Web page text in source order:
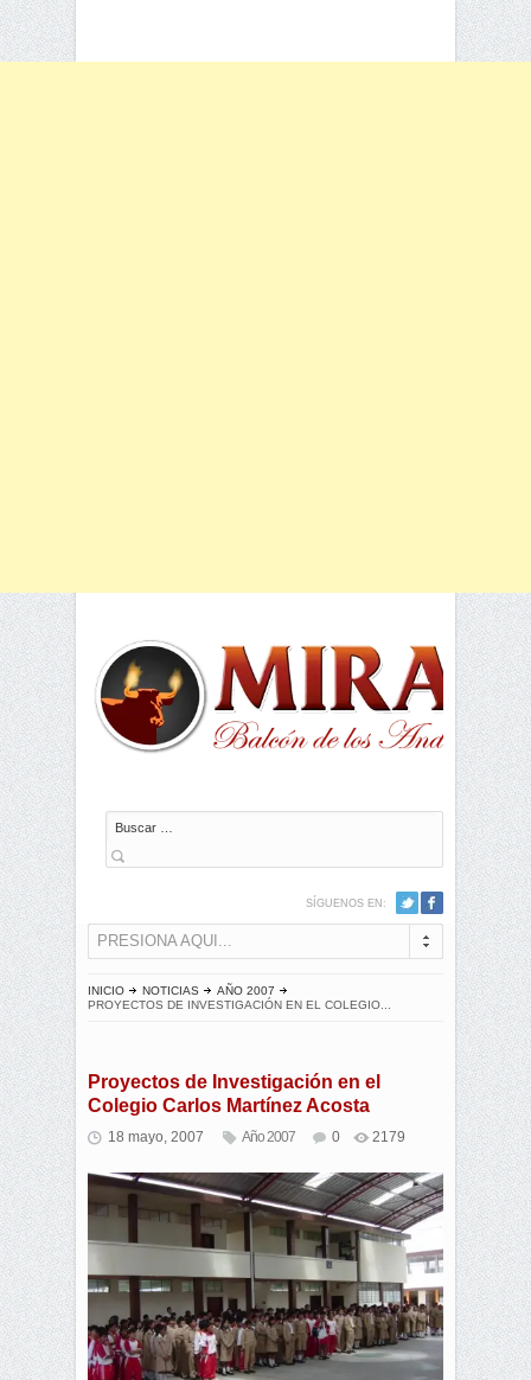
Buscar
SÍGUENOS EN:
PRESIONA AQUI...
INICIO NOTICIAS
AÑO 2007
PROYECTOS DE INVESTIGACIÓN EN EL COLEGIO...
Proyectos de Investigación en el
Colegio Carlos Martínez Acosta
18 mayo, 2007 Año 2007 0 2179